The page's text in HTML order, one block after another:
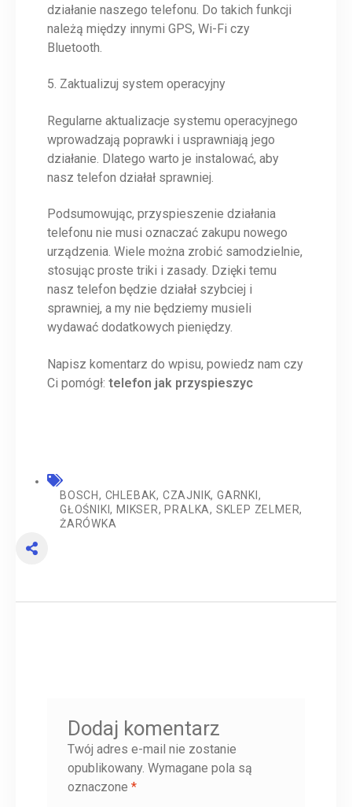
działanie naszego telefonu. Do takich funkcji
należą między innymi GPS, Wi-Fi czy
Bluetooth.
5. Zaktualizuj system operacyjny
Regularne aktualizacje systemu operacyjnego
wprowadzają poprawki i usprawniają jego
działanie. Dlatego warto je instalować, aby
nasz telefon działał sprawniej.
Podsumowując, przyspieszenie działania
telefonu nie musi oznaczać zakupu nowego
urządzenia. Wiele można zrobić samodzielnie,
stosując proste triki i zasady. Dzięki temu
nasz telefon będzie działał szybciej i
sprawniej, a my nie będziemy musieli
wydawać dodatkowych pieniędzy.
Napisz komentarz do wpisu, powiedz nam czy
Ci pomógł: telefon jak przyspieszyc
BOSCH, CHLEBAK, CZAJNIK,GARNKI ,
GŁOŚNIKI, MIKSER, PRALKA, SKLEP ZELMER,
ŻARÓWKA
Dodaj komentarz
Twój adres e-mail nie zostanie
opublikowany. Wymagane pola są
oznaczone *